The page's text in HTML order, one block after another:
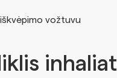
vožtuvu